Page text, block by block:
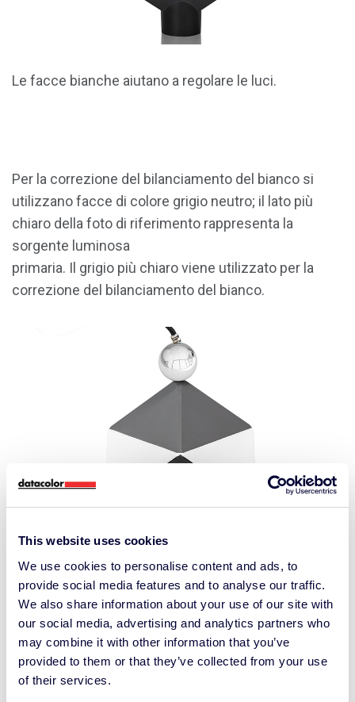
This website uses cookies
We use cookies to personalise content and ads, to
provide social media features and to analyse our traffic.
We also share information about your use of our site with
our social media, advertising and analytics partners who
may combine it with other information that you’ve
provided to them or that they’ve collected from your use
of their services.
Le facce bianche aiutano a regolare le luci.
Per la correzione del bilanciamento del bianco si
utilizzano facce di colore grigio neutro; il lato più
chiaro della foto di riferimento rappresenta la
sorgente luminosa
primaria. Il grigio più chiaro viene utilizzato per la
correzione del bilanciamento del bianco.
La trappola del nero definisce un nero assoluto e
reale per la correzione del punto di nero.